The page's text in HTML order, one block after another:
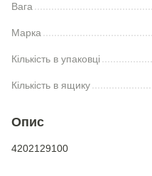
Вага
Марка
Кількість в упаковці
Кількість в ящику
Опис
4202129100